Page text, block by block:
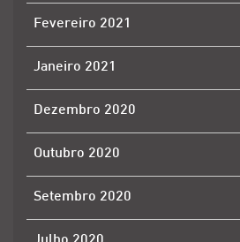
Fevereiro 2021
Janeiro 2021
Dezembro 2020
Outubro 2020
Setembro 2020